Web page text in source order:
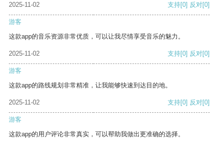
2025-11-02
支持[0] 反对[0]
游客
这款app的音乐资源非常优质，可以让我尽情享受音乐的魅力。
2025-11-02 支持[0] 反对[0]
游客
这款app的路线规划非常精准，让我能够快速到达目的地。
2025-11-02 支持[0] 反对[0]
游客
这款app的用户评论非常真实，可以帮助我做出更准确的选择。